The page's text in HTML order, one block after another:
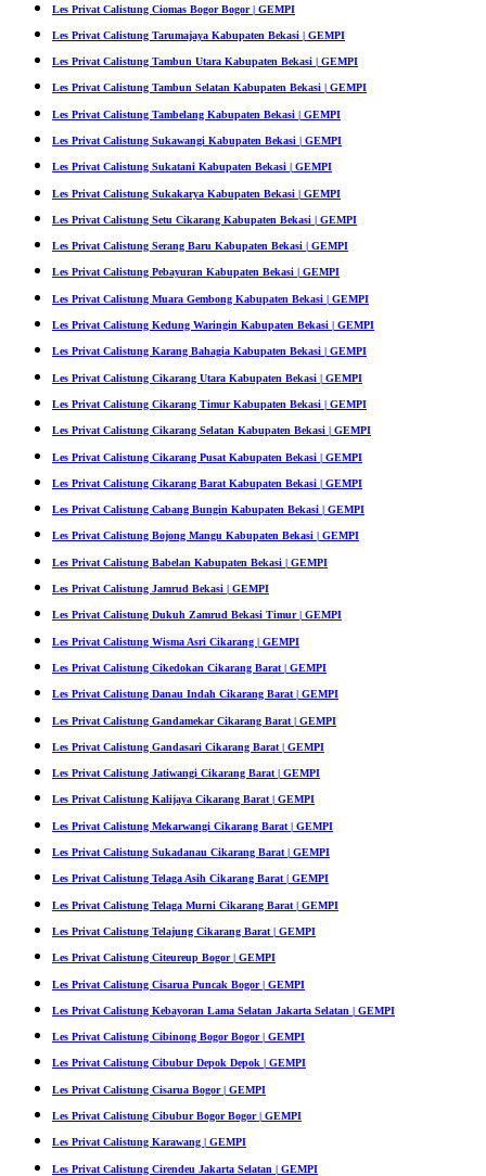
Les Privat Calistung Ciomas Bogor Bogor | GEMPI
Les Privat Calistung Tarumajaya Kabupaten Bekasi | GEMPI
Les Privat Calistung Tambun Utara Kabupaten Bekasi | GEMPI
Les Privat Calistung Tambun Selatan Kabupaten Bekasi | GEMPI
Les Privat Calistung Tambelang Kabupaten Bekasi | GEMPI
Les Privat Calistung Sukawangi Kabupaten Bekasi | GEMPI
Les Privat Calistung Sukatani Kabupaten Bekasi | GEMPI
Les Privat Calistung Sukakarya Kabupaten Bekasi | GEMPI
Les Privat Calistung Setu Cikarang Kabupaten Bekasi | GEMPI
Les Privat Calistung Serang Baru Kabupaten Bekasi | GEMPI
Les Privat Calistung Pebayuran Kabupaten Bekasi | GEMPI
Les Privat Calistung Muara Gembong Kabupaten Bekasi | GEMPI
Les Privat Calistung Kedung Waringin Kabupaten Bekasi | GEMPI
Les Privat Calistung Karang Bahagia Kabupaten Bekasi | GEMPI
Les Privat Calistung Cikarang Utara Kabupaten Bekasi | GEMPI
Les Privat Calistung Cikarang Timur Kabupaten Bekasi | GEMPI
Les Privat Calistung Cikarang Selatan Kabupaten Bekasi | GEMPI
Les Privat Calistung Cikarang Pusat Kabupaten Bekasi | GEMPI
Les Privat Calistung Cikarang Barat Kabupaten Bekasi | GEMPI
Les Privat Calistung Cabang Bungin Kabupaten Bekasi | GEMPI
Les Privat Calistung Bojong Mangu Kabupaten Bekasi | GEMPI
Les Privat Calistung Babelan Kabupaten Bekasi | GEMPI
Les Privat Calistung Jamrud Bekasi | GEMPI
Les Privat Calistung Dukuh Zamrud Bekasi Timur | GEMPI
Les Privat Calistung Wisma Asri Cikarang | GEMPI
Les Privat Calistung Cikedokan Cikarang Barat | GEMPI
Les Privat Calistung Danau Indah Cikarang Barat | GEMPI
Les Privat Calistung Gandamekar Cikarang Barat | GEMPI
Les Privat Calistung Gandasari Cikarang Barat | GEMPI
Les Privat Calistung Jatiwangi Cikarang Barat | GEMPI
Les Privat Calistung Kalijaya Cikarang Barat | GEMPI
Les Privat Calistung Mekarwangi Cikarang Barat | GEMPI
Les Privat Calistung Sukadanau Cikarang Barat | GEMPI
Les Privat Calistung Telaga Asih Cikarang Barat | GEMPI
Les Privat Calistung Telaga Murni Cikarang Barat | GEMPI
Les Privat Calistung Telajung Cikarang Barat | GEMPI
Les Privat Calistung Citeureup Bogor | GEMPI
Les Privat Calistung Cisarua Puncak Bogor | GEMPI
Les Privat Calistung Kebayoran Lama Selatan Jakarta Selatan | GEMPI
Les Privat Calistung Cibinong Bogor Bogor | GEMPI
Les Privat Calistung Cibubur Depok Depok | GEMPI
Les Privat Calistung Cisarua Bogor | GEMPI
Les Privat Calistung Cibubur Bogor Bogor | GEMPI
Les Privat Calistung Karawang | GEMPI
Les Privat Calistung Cirendeu Jakarta Selatan | GEMPI